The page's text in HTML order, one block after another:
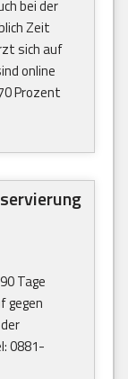
bei der
Zeit
sich auf
online
Prozent
Tage
gegen
0881-